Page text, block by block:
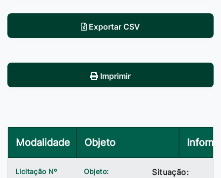
Exportar CSV
Imprimir
Modalidade Objeto
Licitação Nº
Objeto:
Situação: